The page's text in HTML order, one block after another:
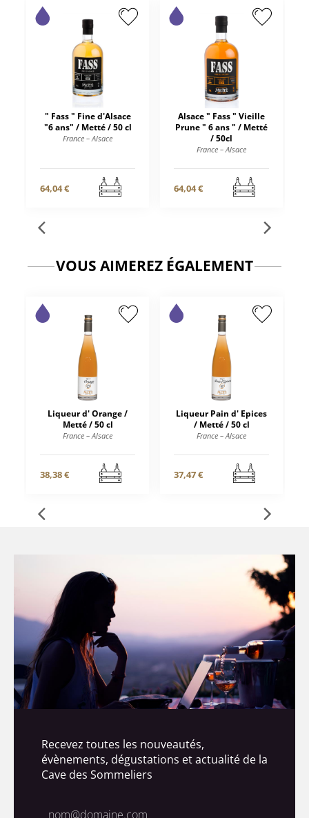
" Fass " Fine d'Alsace
"6 ans" / Metté / 50 cl
France – Alsace
64,04 €
Alsace " Fass " Vieille
Prune " 6 ans " / Metté
/ 50cl
France – Alsace
64,04 €
VOUS AIMEREZ ÉGALEMENT
Liqueur d' Orange /
Metté / 50 cl
France – Alsace
38,38 €
Liqueur Pain d' Epices
/ Metté / 50 cl
France – Alsace
37,47 €
Recevez toutes les nouveautés,
évènements, dégustations et actualité de la
Cave des Sommeliers